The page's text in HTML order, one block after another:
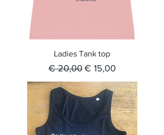
Ladies Tank top
Normale prijs
€ 20,00 Verkoopprijs
€ 15,00